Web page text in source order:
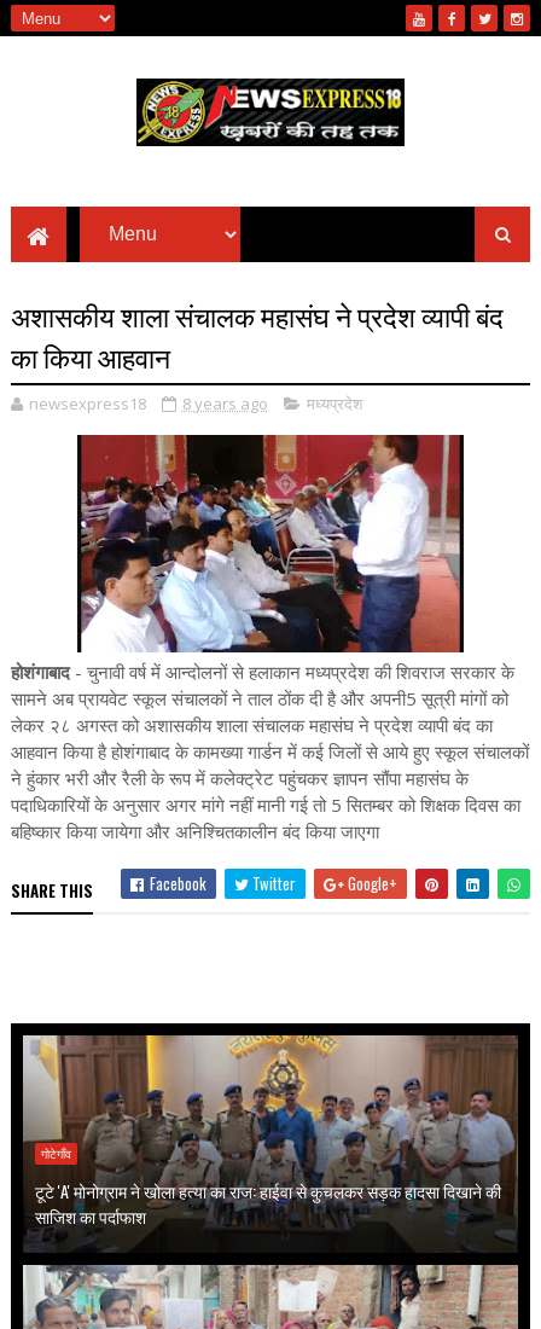
अशासकीय शाला संचालक महासंघ ने प्रदेश व्यापी बंद
का किया आहवान
newsexpress18 8 years ago मध्यप्रदेश
होशंगाबाद- चुनावी वर्ष में आन्दोलनों से हलाकान मध्यप्रदेश की शिवराज सरकार के
सामने अब प्रायवेट स्कूल संचालकों ने ताल ठोंक दी है और अपनी5 सूत्री मांगों को
लेकर २८ अगस्त को अशासकीय शाला संचालक महासंघ ने प्रदेश व्यापी बंद का
आहवान किया है होशंगाबाद के कामख्या गार्डन में कई जिलों से आये हुए स्कूल संचालकों
ने हुंकार भरी और रैली के रूप में कलेक्ट्रेट पहुंचकर ज्ञापन सौंपा महासंघ के
पदाधिकारियों के अनुसार अगर मांगे नहीं मानी गई तो 5 सितम्बर को शिक्षक दिवस का
बहिष्कार किया जायेगा और अनिश्चितकालीन बंद किया जाएगा
SHARE THIS Facebook Twitter Google+
गोटेगाँव
टूटे 'A' मोनोग्राम ने खोला हत्या का राज: हाईवा से कुचलकर सड़क हादसा दिखाने की
साजिश का पर्दाफाश